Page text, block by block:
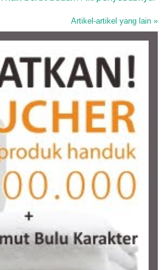
Artikel-artikel yang lain »